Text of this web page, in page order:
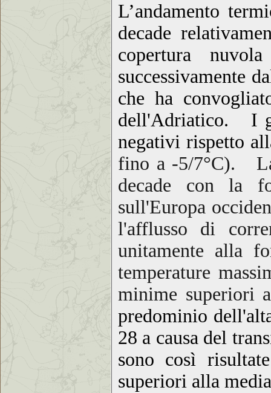
L’andamento
decade
copertura
successivamente
che ha convo
dell'Adriatico. I
negativi rispetto
fino a -5/7°C). La
decade con la
sull'Europa
l'afflusso di
unitamente alla
temperature
minime superiori
predominio
28 a causa del
sono così
superiori alla